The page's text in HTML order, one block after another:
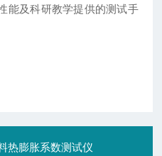
能及科研教学提供的测试手
热膨胀系数测试仪